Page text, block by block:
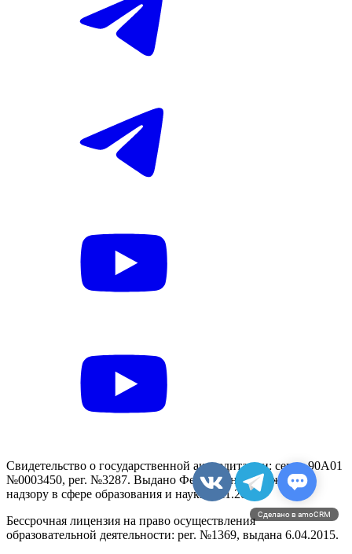
Свидетельство о государственной аккредитации: серия 90А01
№0003450, рег. №3287. Выдано Федеральной службой по
надзору в сфере образования и науки 8.11.2019.
Бессрочная лицензия на право осуществления
образовательной деятельности: рег. №1369, выдана 6.04.2015.
Сделано в amoCRM